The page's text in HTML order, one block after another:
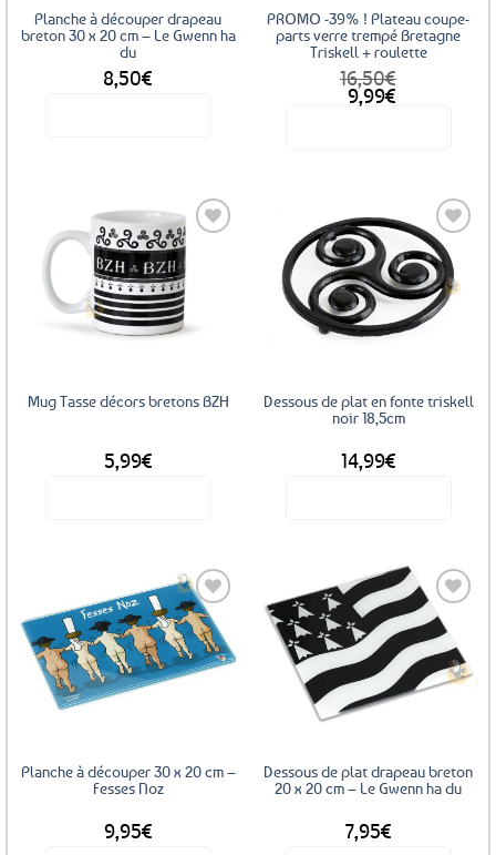
Planche à découper drapeau
breton 30 x 20 cm – Le Gwenn ha
du
8,50€
PROMO -39% ! Plateau coupe-
parts verre trempé Bretagne
Triskell + roulette
16,50€
Le
prix
9,99€
Le
prix
Mug Tasse décors bretons BZH
5,99€
Ajouter
aux
favoris
Dessous de plat en fonte triskell
noir 18,5cm
14,99€
Ajouter
aux
Planche à découper 30 x 20 cm –
Fesses Noz
9,95€
Ajouter
aux
favoris
Dessous de plat drapeau breton
20 x 20 cm – Le Gwenn ha du
7,95€